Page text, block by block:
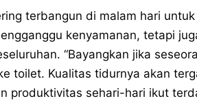
terbangun di malam hari
kenyamanan, tetapi
“Bayangkan jika
toilet. Kualitas tidurnya akan
produktivitas sehari-hari ikut